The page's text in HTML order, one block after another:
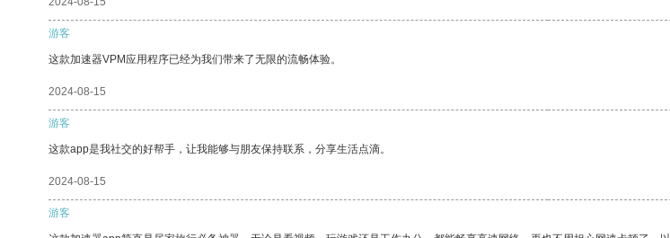
游客
这款加速器VPM应用程序已经为我们带来了无限的流畅体验。
2024-08-15
游客
这款app是我社交的好帮手，让我能够与朋友保持联系，分享生活点滴。
2024-08-15
游客